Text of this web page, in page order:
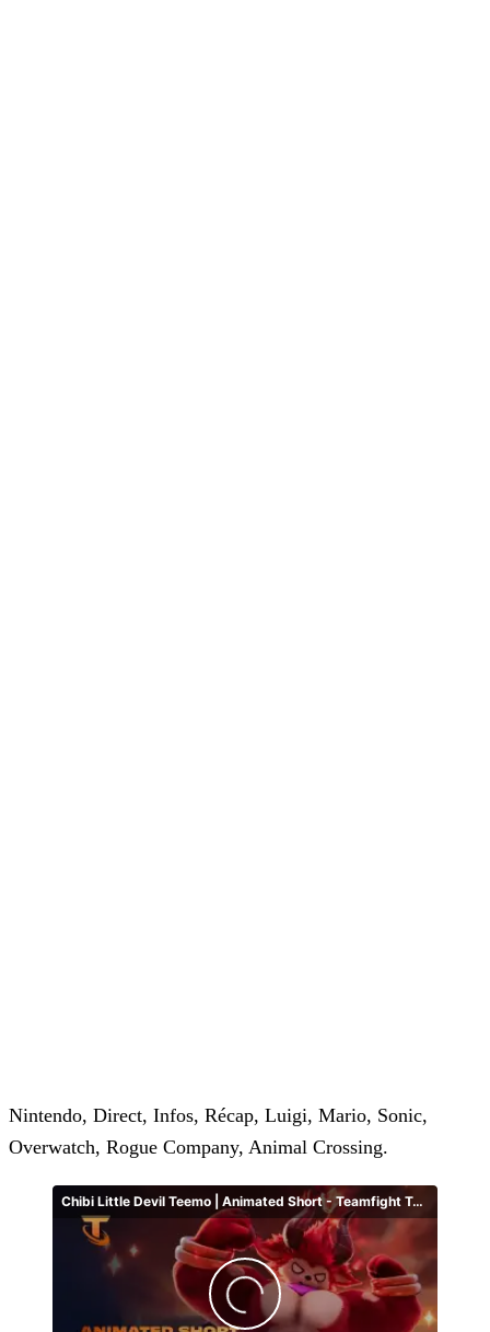
Nintendo, Direct, Infos, Récap, Luigi, Mario, Sonic,
Overwatch, Rogue Company, Animal Crossing.